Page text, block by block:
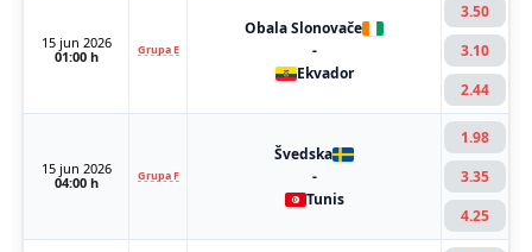
15 jun 2026
01:00 h
Grupa E
Obala Slonovače
-
Ekvador
3.50
3.10
2.44
15 jun 2026
04:00 h
Grupa F
Švedska
-
Tunis
1.98
3.35
4.25